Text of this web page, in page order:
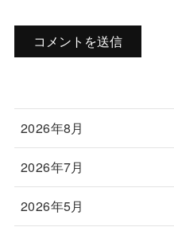
2026年8月
2026年7月
2026年5月